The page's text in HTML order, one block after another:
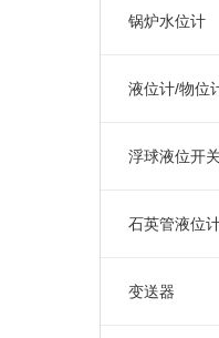
锅炉水位计
液位计/物位
浮球液位开
石英管液位
变送器